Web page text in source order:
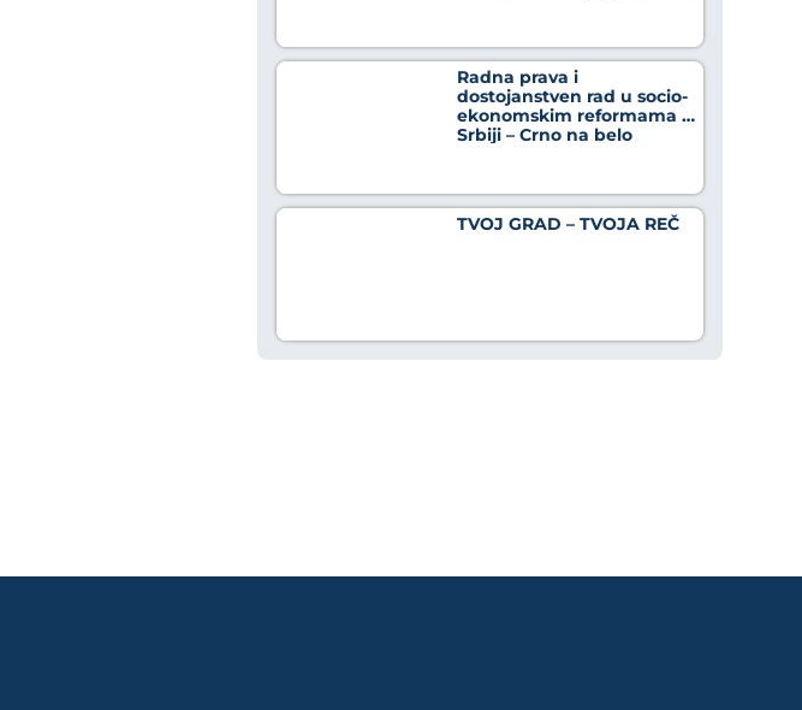
Radna prava i
dostojanstven rad u socio-
ekonomskim reformama u
Srbiji – Crno na belo
TVOJ GRAD – TVOJA REČ